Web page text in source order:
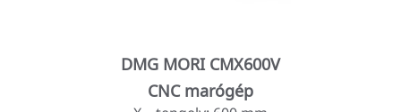
DMG MORI CMX600V
CNC marógép